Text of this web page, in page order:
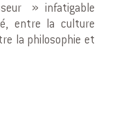
» infatigable
entre la culture
la philosophie et